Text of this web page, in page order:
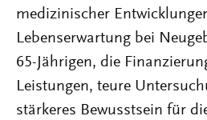
medizinischer
Lebenserwartung bei
65-Jährigen, die
Leistungen, teure
stärkeres Bewusstsein für